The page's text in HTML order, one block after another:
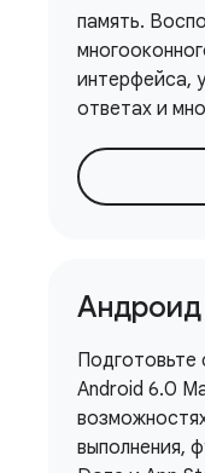
память.
интерфейса,
ответах и
Подготовьте
Android 6.0
выполнения,